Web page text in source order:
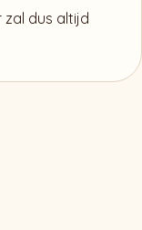
dus altijd